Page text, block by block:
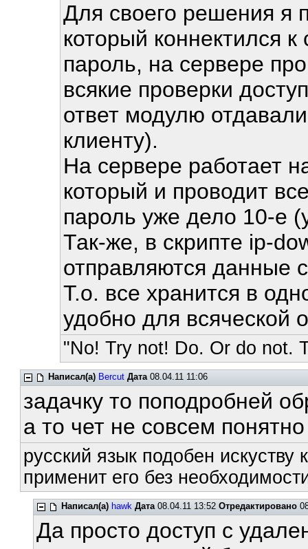
Для своего решения я
который коннектился
пароль, на сервере
всякие проверки
ответ модулю
клиенту).
На сервере работает
который и проводит
пароль уже дело 10-е
Так-же, в скрипте ip-
отправляются данные
Т.о. все хранится в
удобно для всяческой
"No! Try not! Do. Or do not.
Написал(а) Bercut Дата08.04.11 11:06
задачку то поподробней
а то чет не совсем
русский язык подобен
применит его без
Написал(а) hawk Дата08.04.11 13:52Отредактировано
Да просто доступ с